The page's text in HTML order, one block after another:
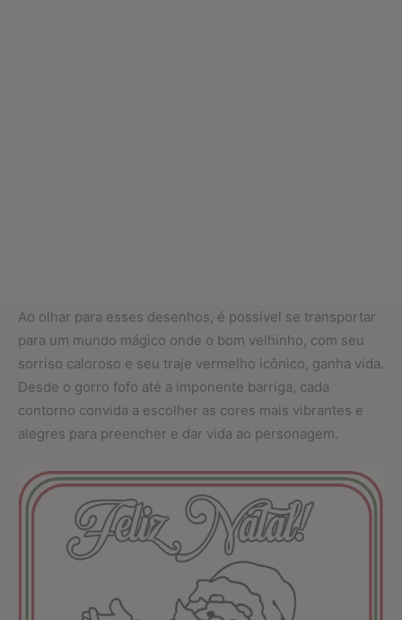
Ao olhar para esses desenhos, é possível se transportar
para um mundo mágico onde o bom velhinho, com seu
sorriso caloroso e seu traje vermelho icônico, ganha vida.
Desde o gorro fofo até a imponente barriga, cada
contorno convida a escolher as cores mais vibrantes e
alegres para preencher e dar vida ao personagem.